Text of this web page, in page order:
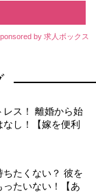
by 求人ボックス
レス！ 離婚から始
し！【嫁を便利
たくない？ 彼を
たいない！【あ